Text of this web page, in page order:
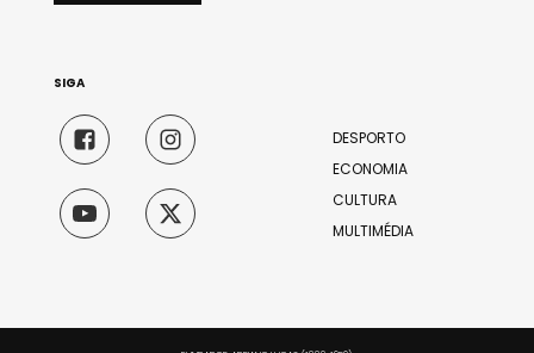
DESPORTO
ECONOMIA
CULTURA
MULTIMÉDIA
SIGA